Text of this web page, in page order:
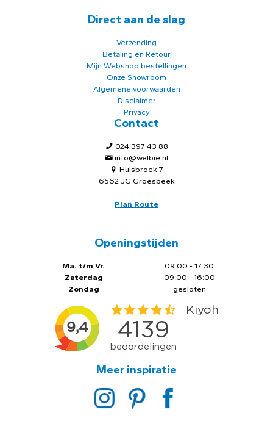
Direct aan de slag
Verzending
Betaling en Retour
Mijn Webshop bestellingen
Onze Showroom
Algemene voorwaarden
Disclaimer
Privacy
Contact
024 397 43 88
info@welbie.nl
Hulsbroek 7
6562 JG Groesbeek
Plan Route
Openingstijden
Ma. t/m Vr.
Zaterdag
Zondag
09:00 - 17:30
09:00 - 16:00
gesloten
Meer inspiratie